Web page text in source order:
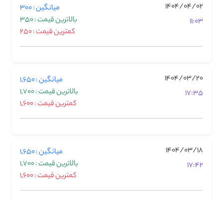
1404/04/02
11:03
میانگین : 300
بالاترین قیمت : 350
کمترین قیمت : 250
1404/03/20
17:35
میانگین : 1,650
بالاترین قیمت : 1,700
کمترین قیمت : 1,600
1404/03/18
17:42
میانگین : 1,650
بالاترین قیمت : 1,700
کمترین قیمت : 1,600